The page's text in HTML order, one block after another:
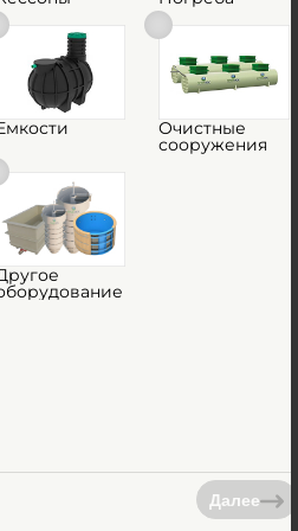
горизонтальная
90-3000
Очистные
сооружения
Далее